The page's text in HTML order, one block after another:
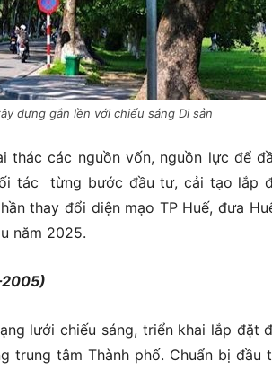
dựng gắn lền với chiếu sáng Di sản
thác các nguồn vốn, nguồn lực để
tác từng bước đầu tư, cải tạo lắp
thay đổi diện mạo TP Huế, đưa
năm 2025.
lưới chiếu sáng, triển khai lắp đặt
trung tâm Thành phố. Chuẩn bị đầu